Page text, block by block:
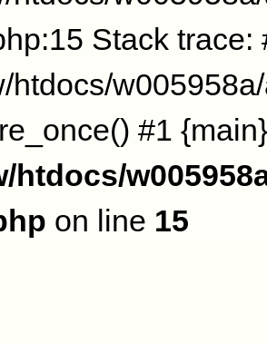
Stack trace:
htdocs/
#1
htdocs/
on line 15